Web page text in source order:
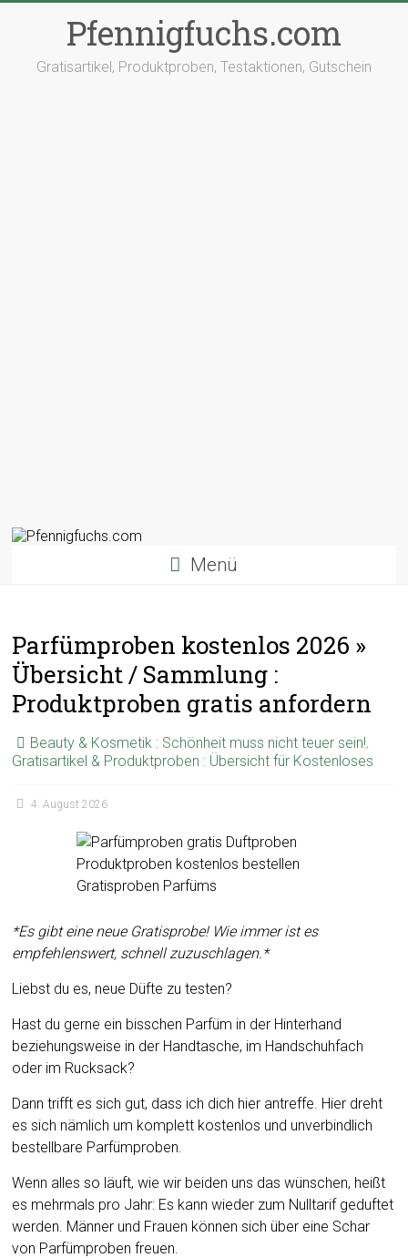
Pfennigfuchs.com
Gratisartikel, Produktproben, Testaktionen, Gutschein
Menü
Parfümproben kostenlos 2026 »
Übersicht / Sammlung :
Produktproben gratis anfordern
Beauty & Kosmetik : Schönheit muss nicht teuer sein!,
Gratisartikel & Produktproben : Übersicht für Kostenloses
4. August 2026
*Es gibt eine neue Gratisprobe! Wie immer ist es
empfehlenswert, schnell zuzuschlagen.*
Liebst du es, neue Düfte zu testen?
Hast du gerne ein bisschen Parfüm in der Hinterhand
beziehungsweise in der Handtasche, im Handschuhfach
oder im Rucksack?
Dann trifft es sich gut, dass ich dich hier antreffe. Hier dreht
es sich nämlich um komplett kostenlos und unverbindlich
bestellbare Parfümproben.
Wenn alles so läuft, wie wir beiden uns das wünschen, heißt
es mehrmals pro Jahr: Es kann wieder zum Nulltarif geduftet
werden. Männer und Frauen können sich über eine Schar
von Parfümproben freuen.